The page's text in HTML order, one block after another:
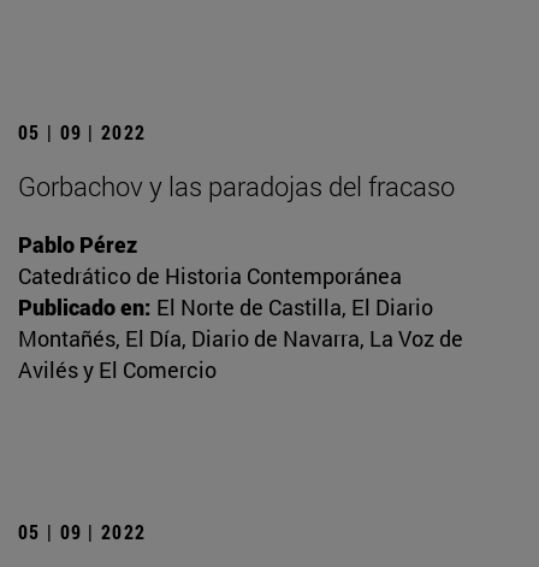
05 | 09 | 2022
Gorbachov y las paradojas del fracaso
Pablo Pérez
Catedrático de Historia Contemporánea
Publicado en: El Norte de Castilla, El Diario
Montañés, El Día, Diario de Navarra, La Voz de
Avilés y El Comercio
05 | 09 | 2022